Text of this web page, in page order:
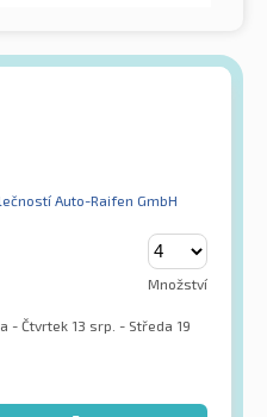
Auto-Raifen GmbH
Množství
- Čtvrtek 13 srp. - Středa 19